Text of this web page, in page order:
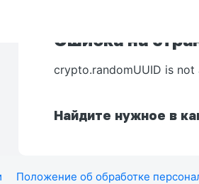
Ошибка на
crypto.randomUUID is not
Найдите нужное в
Положение об обработке